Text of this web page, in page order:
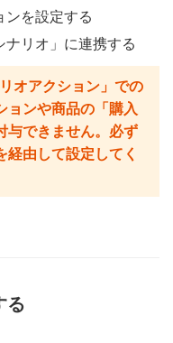
ンを設定する
リオ」に連携する
オアクション」での
ョンや商品の「購入
与できません。必ず
経由して設定してく
る